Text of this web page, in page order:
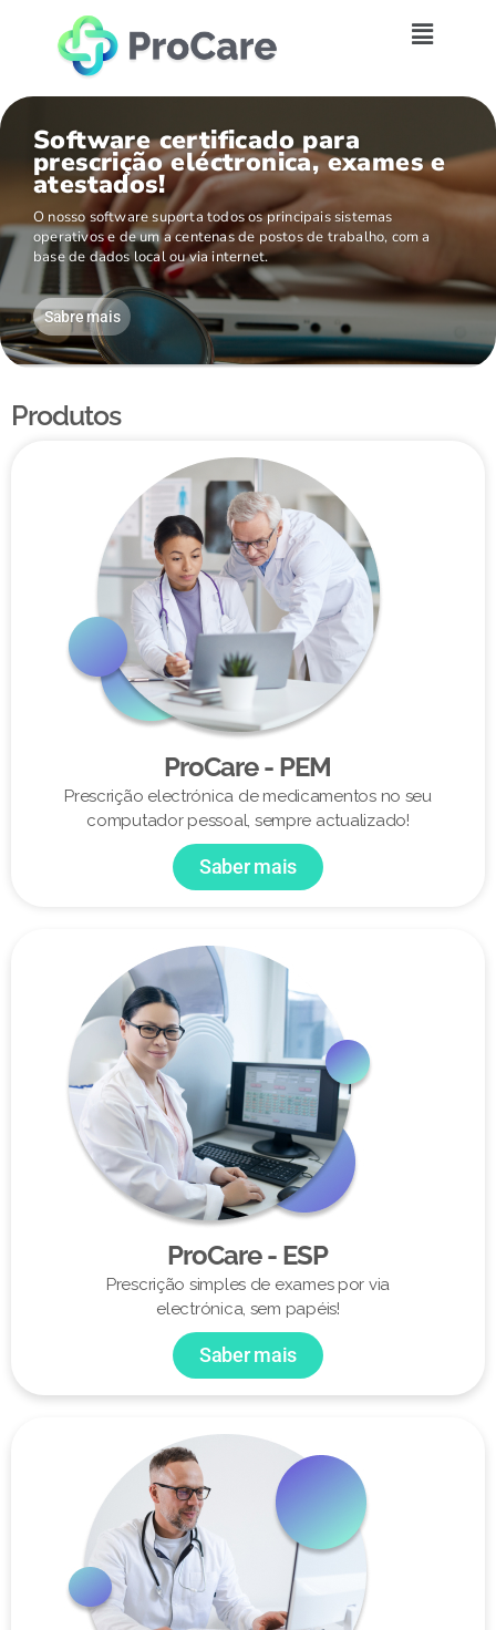
Software certificado para
prescrição eléctronica, exames e
atestados!
O nosso software suporta todos os principais sistemas
operativos e de um a centenas de postos de trabalho, com a
base de dados local ou via internet.
Sabre mais
Produtos
ProCare - PEM
Prescrição electrónica de medicamentos no seu
computador pessoal, sempre actualizado!
Saber mais
ProCare - ESP
Prescrição simples de exames por via
electrónica, sem papéis!
Saber mais